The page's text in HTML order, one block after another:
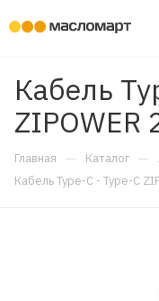
Кабель
ZIPOWER
Главная — Каталог —
Кабель Type-C - Type-C